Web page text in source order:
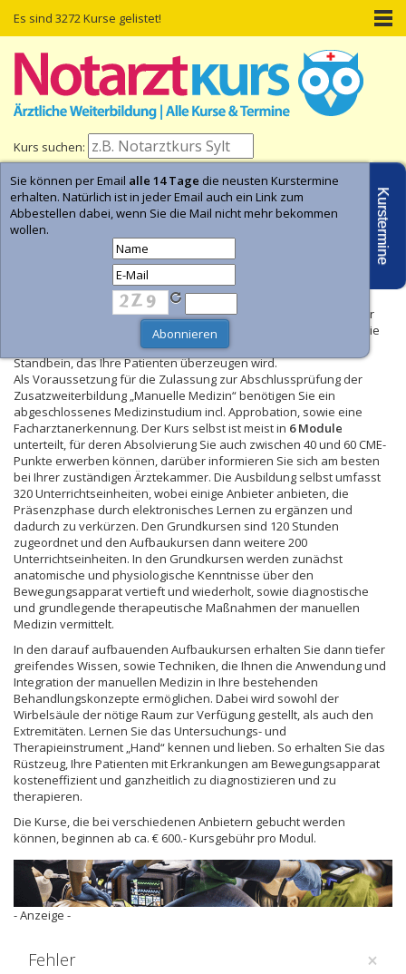
Es sind 3272 Kurse gelistet!
Kurs suchen:
Home Kurs-Termine Kurs-Suche
Kurs Manuelle Medizin
In Zeiten, in denen Wellness Hochkonjunktur hat, können Sie als
Arzt/Ärztin mit derZusatzbezeichnung „Manuelle Medizin“
sehr
viel mehr erreichen, als nur Patienten an Ihre Praxis zu binden. Sie
erweitern Ihr Praxisangebot um ein wichtiges therapeutisches
Standbein, das Ihre Patienten überzeugen wird.
Als Voraussetzung für die Zulassung zur Abschlussprüfung der
Zusatzweiterbildung „Manuelle Medizin“ benötigen Sie ein
abgeschlossenes Medizinstudium incl. Approbation, sowie eine
Facharztanerkennung. Der Kurs selbst ist meist in 6 Module
unterteilt, für deren Absolvierung Sie auch zwischen 40 und 60 CME-
Punkte erwerben können, darüber informieren Sie sich am besten
bei Ihrer zuständigen Ärztekammer. Die Ausbildung selbst umfasst
320 Unterrichtseinheiten, wobei einige Anbieter anbieten, die
Präsenzphase durch elektronisches Lernen zu ergänzen und
dadurch zu verkürzen. Den Grundkursen sind 120 Stunden
zugeordnet und den Aufbaukursen dann weitere 200
Unterrichtseinheiten. In den Grundkursen werden zunächst
anatomische und physiologische Kenntnisse über den
Bewegungsapparat vertieft und wiederholt, sowie diagnostische
und grundlegende therapeutische Maßnahmen der manuellen
Medizin vermittelt.
In den darauf aufbauenden Aufbaukursen erhalten Sie dann tiefer
greifendes Wissen, sowie Techniken, die Ihnen die Anwendung und
Integration der manuellen Medizin in Ihre bestehenden
Behandlungskonzepte ermöglichen. Dabei wird sowohl der
Wirbelsäule der nötige Raum zur Verfügung gestellt, als auch den
Extremitäten. Lernen Sie das Untersuchungs- und
Therapieinstrument „Hand“ kennen und lieben. So erhalten Sie das
Rüstzeug, Ihre Patienten mit Erkrankungen am Bewegungsapparat
kosteneffizient und ganzheitlich zu diagnostizieren und zu
therapieren.
Die Kurse, die bei verschiedenen Anbietern gebucht werden
können, beginnen ab ca. € 600.- Kursgebühr pro Modul.
- Anzeige -
×
Fehler
Kurstermine
Sie können per Email alle 14 Tage die neusten Kurstermine
erhalten. Natürlich ist in jeder Email auch ein Link zum
Abbestellen dabei, wenn Sie die Mail nicht mehr bekommen
wollen.